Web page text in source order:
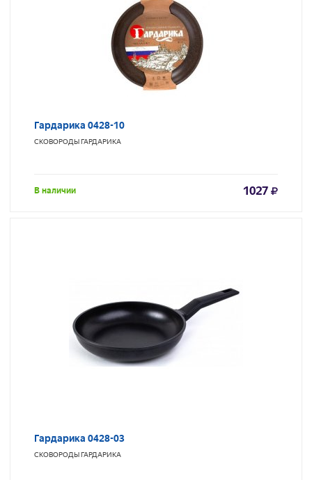
Гардарика 0428-10
СКОВОРОДЫГАРДАРИКА
В наличии 1027
Гардарика 0428-03
СКОВОРОДЫГАРДАРИКА